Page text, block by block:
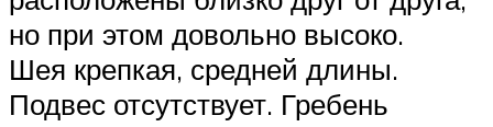
но при этом довольно высоко.
Шея крепкая, средней длины.
Подвес отсутствует. Гребень